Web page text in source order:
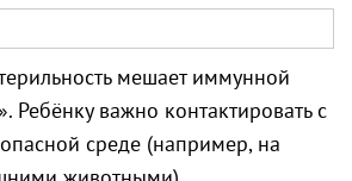
мешает иммунной
Ребёнку важно контактировать с
среде (например, на